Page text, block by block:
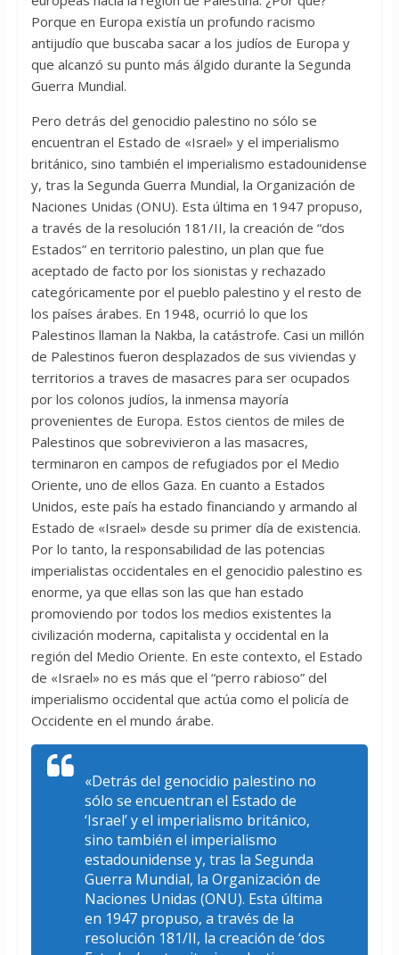
Porque en Europa existía un profundo racismo
antijudío que buscaba sacar a los judíos de Europa y
que alcanzó su punto más álgido durante la Segunda
Guerra Mundial.
Pero detrás del genocidio palestino no sólo se
encuentran el Estado de «Israel» y el imperialismo
británico, sino también el imperialismo estadounidense
y, tras la Segunda Guerra Mundial, la Organización de
Naciones Unidas (ONU). Esta última en 1947 propuso,
a través de la resolución 181/II, la creación de “dos
Estados” en territorio palestino, un plan que fue
aceptado de facto por los sionistas y rechazado
categóricamente por el pueblo palestino y el resto de
los países árabes. En 1948, ocurrió lo que los
Palestinos llaman la Nakba, la catástrofe. Casi un millón
de Palestinos fueron desplazados de sus viviendas y
territorios a traves de masacres para ser ocupados
por los colonos judíos, la inmensa mayoría
provenientes de Europa. Estos cientos de miles de
Palestinos que sobrevivieron a las masacres,
terminaron en campos de refugiados por el Medio
Oriente, uno de ellos Gaza. En cuanto a Estados
Unidos, este país ha estado financiando y armando al
Estado de «Israel» desde su primer día de existencia.
Por lo tanto, la responsabilidad de las potencias
imperialistas occidentales en el genocidio palestino es
enorme, ya que ellas son las que han estado
promoviendo por todos los medios existentes la
civilización moderna, capitalista y occidental en la
región del Medio Oriente. En este contexto, el Estado
de «Israel» no es más que el “perro rabioso” del
imperialismo occidental que actúa como el policía de
Occidente en el mundo árabe.
«Detrás del genocidio palestino no
sólo se encuentran el Estado de
‘Israel’ y el imperialismo británico,
sino también el imperialismo
estadounidense y, tras la Segunda
Guerra Mundial, la Organización de
Naciones Unidas (ONU). Esta última
en 1947 propuso, a través de la
resolución 181/II, la creación de ‘dos